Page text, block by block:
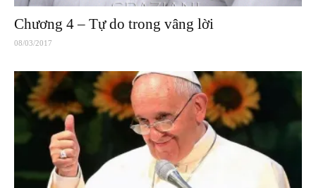
Chương 4 – Tự do trong vâng lời
08/03/2017